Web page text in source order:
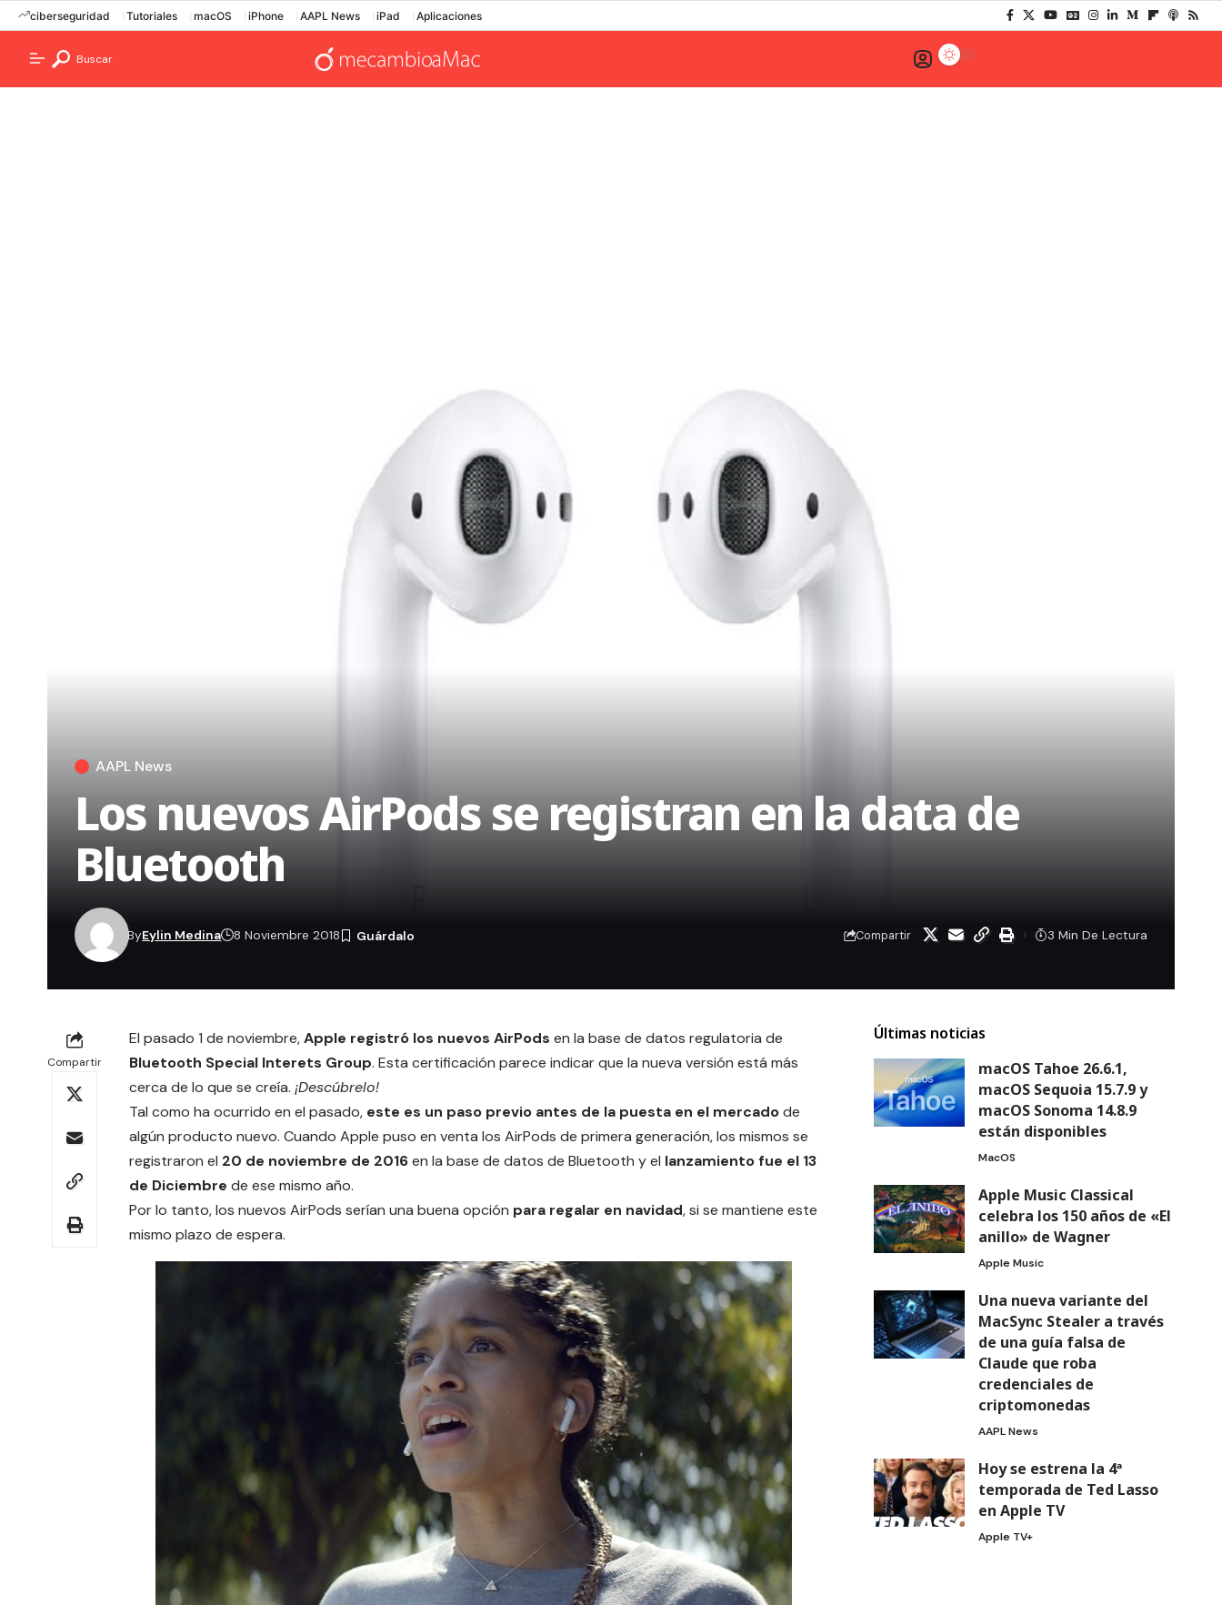
ciberseguridad Tutoriales macOS iPhone AAPL News iPad Aplicaciones
Buscar
AAPL News
Los nuevos AirPods se registran en la data de
Bluetooth
ByEylin Medina 8 Noviembre 2018 Compartir 3 Min De Lectura
Compartir
El pasado 1 de noviembre,Apple registró los nuevos AirPods en la base de datos regulatoria de
Bluetooth Special Interets Group. Esta certificación parece indicar que la nueva versión está más
cerca de lo que se creía. ¡Descúbrelo!
Tal como ha ocurrido en el pasado, este es un paso previo antes de la puesta en el mercadode
algún producto nuevo. Cuando Apple puso en venta los AirPods de primera generación, los mismos se
registraron el 20 de noviembre de 2016en la base de datos de Bluetooth y el lanzamiento fue el 13
de Diciembre de ese mismo año.
Por lo tanto, los nuevos AirPods serían una buena opción para regalar en navidad, si se mantiene este
mismo plazo de espera.
Últimas noticias
macOS Tahoe 26.6.1,
macOS Sequoia 15.7.9 y
macOS Sonoma 14.8.9
están disponibles
MacOS
Apple Music Classical
celebra los 150 años de «El
anillo» de Wagner
Apple Music
Una nueva variante del
MacSync Stealer a través
de una guía falsa de
Claude que roba
credenciales de
criptomonedas
AAPL News
Hoy se estrena la 4ª
temporada de Ted Lasso
en Apple TV
Apple TV+